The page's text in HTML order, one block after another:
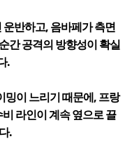
반하고, 음바페가 측면
간 공격의 방향성이 확실
.
밍이 느리기 때문에, 프랑
라인이 계속 옆으로 끌
.